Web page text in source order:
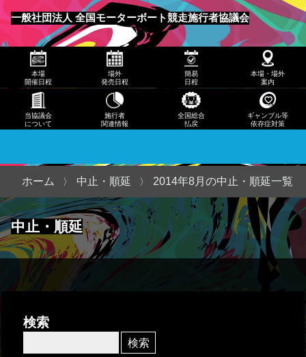
一般社団法人 全国モーターボート競走施行者協議会
メニュー
発売
日程
日程
本
場・
案内
当協
議会
につ
いて
本場
開催日程
場外
発売日程
簡易
日程
本場・場外
案内
当協議会
について
施行者
関連情報
全国総合
払戻
ギャンブル等
依存症対策
中止・順延
ホーム 中止・順延 2014年8月の中止・順延一覧
検索